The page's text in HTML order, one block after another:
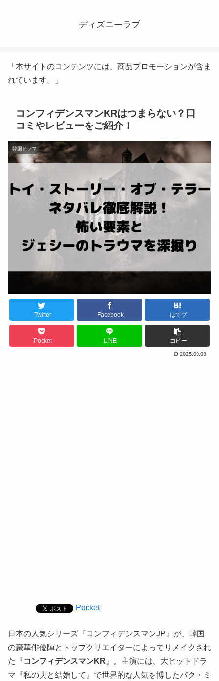
ディズニーラブ
「本サイトのコンテンツには、商品プロモーションが含ま
れています。」
コンフィデンスマンKRはつまらない？口
コミやレビューをご紹介！
韓国ドラマ
Twitter Facebook はてブ
Pocket LINE コピー
2025.09.09
Pocket
日本の人気シリーズ『コンフィデンスマンJP』が、韓国
の豪華俳優陣とトップクリエイターによってリメイクされ
た『コンフィデンスマンKR 』。主演には、大ヒットドラ
マ『私の夫と結婚して』で世界的な人気を博したパク・ミ